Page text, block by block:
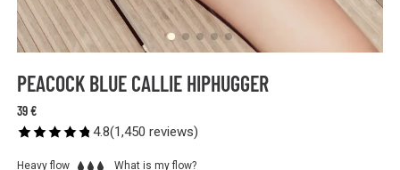
PEACOCK BLUE CALLIE HIPHUGGER
39 €
4.8(1,450 reviews)
Heavy flow What is my flow?